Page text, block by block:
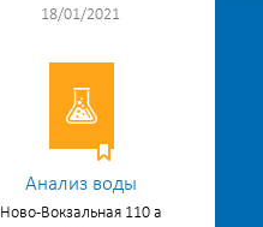
18/01/2021
Анализ воды
Ново-Вокзальная 110 а